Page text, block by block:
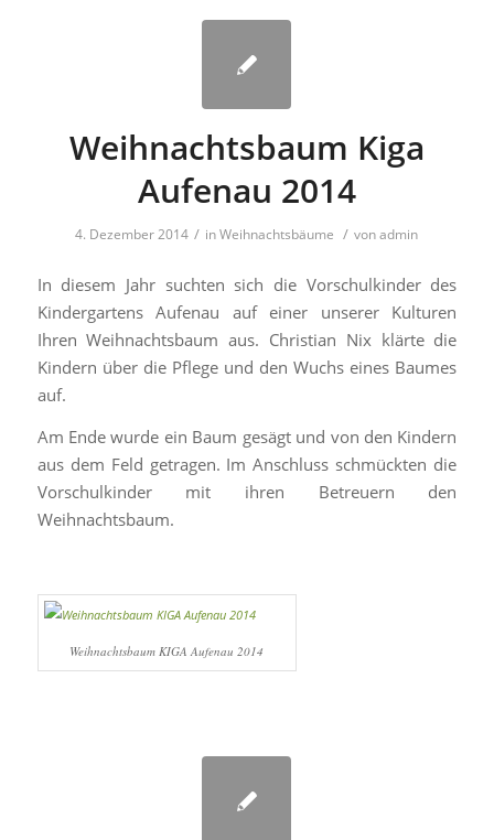
Weihnachtsbaum Kiga
Aufenau 2014
4. Dezember 2014 / inWeihnachtsbäume / vonadmin
In diesem Jahr suchten sich die Vorschulkinder des
Kindergartens Aufenau auf einer unserer Kulturen
Ihren Weihnachtsbaum aus. Christian Nix klärte die
Kindern über die Pflege und den Wuchs eines Baumes
auf.
Am Ende wurde ein Baum gesägt und von den Kindern
aus dem Feld getragen. Im Anschluss schmückten die
Vorschulkinder mit ihren Betreuern den
Weihnachtsbaum.
Weihnachtsbaum KIGA Aufenau 2014